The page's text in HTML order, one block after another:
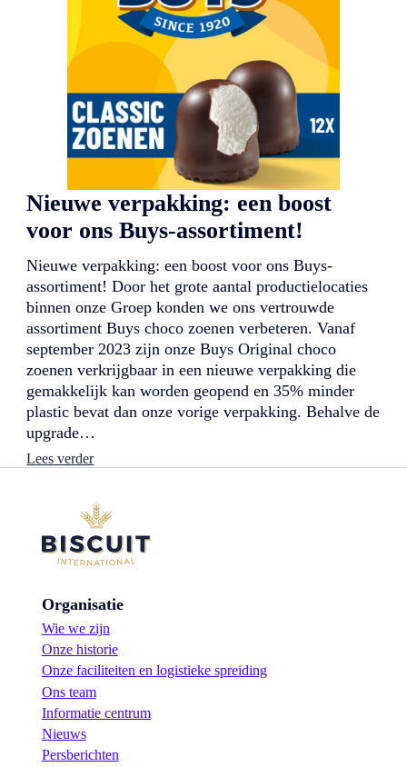
:
e
e
l
s
i
e
e
r
m
e
t
e
e
i
w
e
s
m
k
!
Nieuwe verpakking: een boost
voor ons Buys-assortiment!
Nieuwe verpakking: een boost voor ons Buys-
assortiment! Door het grote aantal productielocaties
binnen onze Groep konden we ons vertrouwde
assortiment Buys choco zoenen verbeteren. Vanaf
september 2023 zijn onze Buys Original choco
zoenen verkrijgbaar in een nieuwe verpakking die
gemakkelijk kan worden geopend en 35% minder
plastic bevat dan onze vorige verpakking. Behalve de
upgrade…
Lees verder:
e
u
w
e
r
p
a
k
k
i
n
g
e
Organisatie
Wie we zijn
Onze historie
Onze faciliteiten en logistieke spreiding
Ons team
Informatie centrum
Nieuws
Persberichten